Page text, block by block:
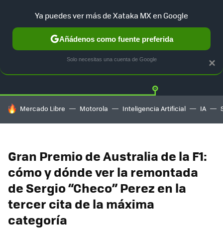
TESLA UBER AUTO ELECTRICO Twitter
HOY SE HABLA DE
Mercado Libre Motorola Inteligencia Artificial IA
Gran Premio de Australia de la F1:
cómo y dónde ver la remontada
de Sergio “Checo” Perez en la
tercer cita de la máxima
categoría
×
Ya puedes ver más de Xataka MX en Google
Añádenos como fuente preferida
Solo necesitas una cuenta de Google